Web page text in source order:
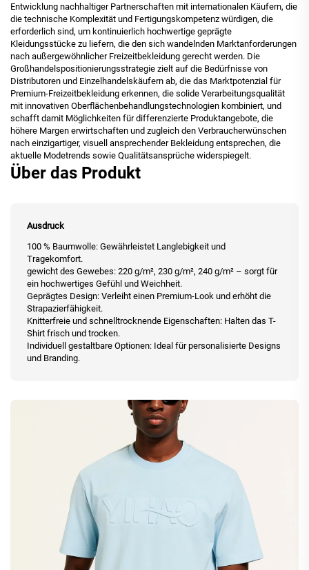
Entwicklung nachhaltiger Partnerschaften mit internationalen Käufern, die
die technische Komplexität und Fertigungskompetenz würdigen, die
erforderlich sind, um kontinuierlich hochwertige geprägte
Kleidungsstücke zu liefern, die den sich wandelnden Marktanforderungen
nach außergewöhnlicher Freizeitbekleidung gerecht werden. Die
Großhandelspositionierungsstrategie zielt auf die Bedürfnisse von
Distributoren und Einzelhandelskäufern ab, die das Marktpotenzial für
Premium-Freizeitbekleidung erkennen, die solide Verarbeitungsqualität
mit innovativen Oberflächenbehandlungstechnologien kombiniert, und
schafft damit Möglichkeiten für differenzierte Produktangebote, die
höhere Margen erwirtschaften und zugleich den Verbraucherwünschen
nach einzigartiger, visuell ansprechender Bekleidung entsprechen, die
aktuelle Modetrends sowie Qualitätsansprüche widerspiegelt.
Über das Produkt
Ausdruck
100 % Baumwolle: Gewährleistet Langlebigkeit und
Tragekomfort.
gewicht des Gewebes: 220 g/m², 230 g/m², 240 g/m² – sorgt für
ein hochwertiges Gefühl und Weichheit.
Geprägtes Design: Verleiht einen Premium-Look und erhöht die
Strapazierfähigkeit.
Knitterfreie und schnelltrocknende Eigenschaften: Halten das T-
Shirt frisch und trocken.
Individuell gestaltbare Optionen: Ideal für personalisierte Designs
und Branding.